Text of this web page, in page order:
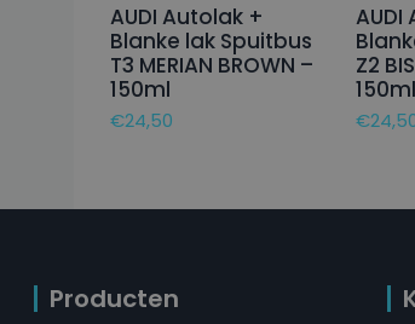
AUDI Autolak +
Blanke lak Spuitbus
T3 MERIAN BROWN –
150ml
€24,50
AUDI
Z2
150ml
€
Producten